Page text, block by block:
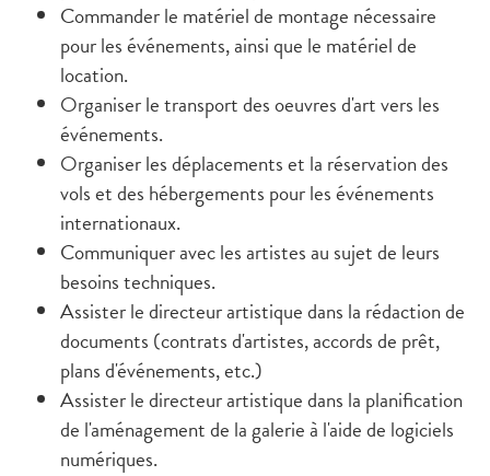
Commander le matériel de montage nécessaire
pour les événements, ainsi que le matériel de
location.
Organiser le transport des oeuvres d'art vers les
événements.
Organiser les déplacements et la réservation des
vols et des hébergements pour les événements
internationaux.
Communiquer avec les artistes au sujet de leurs
besoins techniques.
Assister le directeur artistique dans la rédaction de
documents (contrats d'artistes, accords de prêt,
plans d'événements, etc.)
Assister le directeur artistique dans la planification
de l'aménagement de la galerie à l'aide de logiciels
numériques.